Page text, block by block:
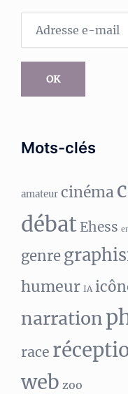
OK
Mots-clés
amateur cinéma
débat Ehess
genre
humeur IA
narration
race
web zoo